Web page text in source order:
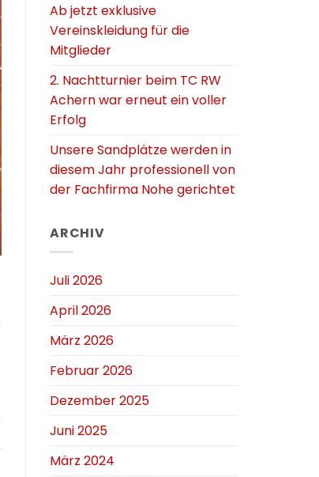
Ab jetzt exklusive
Vereinskleidung für die
Mitglieder
2. Nachtturnier beim TC RW
Achern war erneut ein voller
Erfolg
Unsere Sandplätze werden in
diesem Jahr professionell von
der Fachfirma Nohe gerichtet
ARCHIV
Juli 2026
April 2026
März 2026
Februar 2026
Dezember 2025
Juni 2025
März 2024